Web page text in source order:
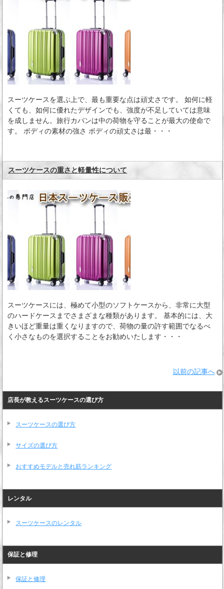
スーツケースを選ぶ上で、最も重要な点は頑丈さです。 如何に軽
くても、如何に優れたデザインでも、強度が不足していては意味
を成しません。旅行カバンは中の荷物を守ることが最大の使命で
す。 ボディの素材の強さ ボディの頑丈さは最・・・
スーツケースの重さと軽量性について
スーツケースには、極めて小型のソフトケースから、非常に大型
のハードケースまでさまざまな種類があります。 基本的には、大
きいほど重量は重くなりますので、荷物の量の許す範囲でなるべ
く小さなものを選択することをお勧めいたします・・・
以前の記事へ
店長が教えるスーツケースの選び方
スーツケースの選び方
サイズの選び方
おすすめモデルと売れ筋ランキング
レンタル
スーツケースのレンタル
保証と修理
保証と修理